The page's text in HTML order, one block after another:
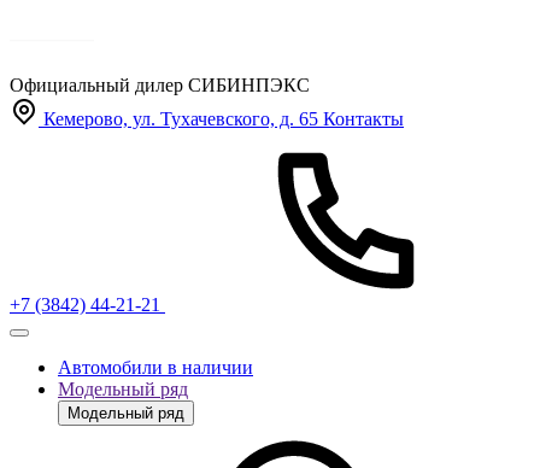
Официальный дилер СИБИНПЭКС
Кемерово, ул. Тухачевского, д. 65 Контакты
+7 (3842) 44-21-21
Автомобили в наличии
Модельный ряд
Модельный ряд